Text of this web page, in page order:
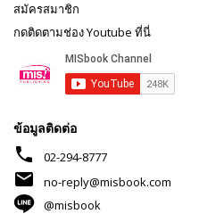
สมัครสมาชิก
กดติดตามช่อง Youtube ที่นี่
ข้อมูลติดต่อ
phone 02-294-8777
mail
no-reply@misbook.com
@misbook